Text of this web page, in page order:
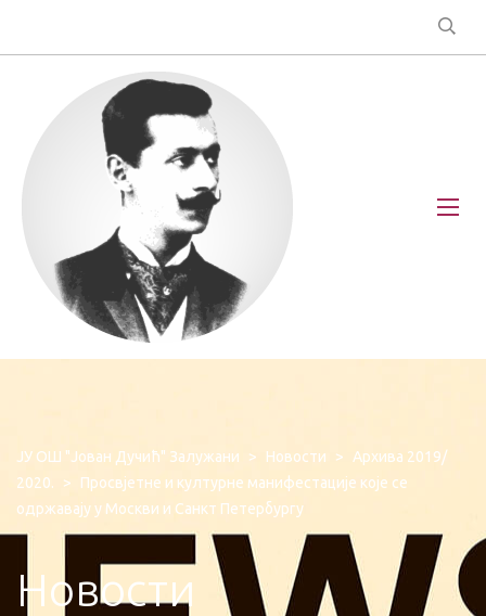
ЈУ ОШ "Јован Дучић" Залужани > Новости >
Архива 2019/
2020.
>
Просвјетне и културне манифестације које се
одржавају у Москви и Санкт Петербургу
Новости